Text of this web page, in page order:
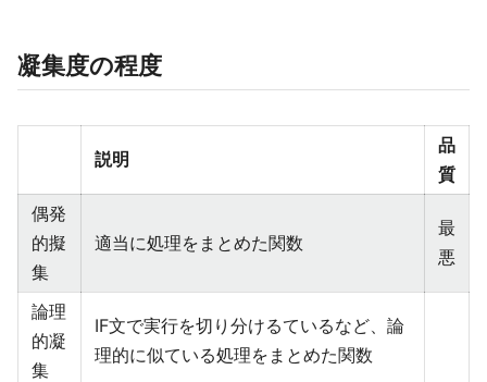
凝集度の程度
説明
品
質
偶発
的擬
集
適当に処理をまとめた関数
最
悪
論理
的凝
集
IF文で実行を切り分けるているなど、論
理的に似ている処理をまとめた関数